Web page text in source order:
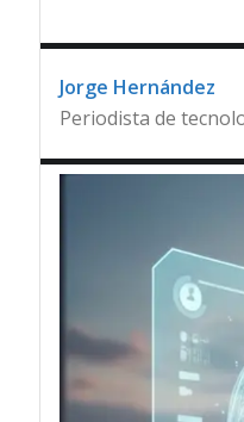
Jorge Hernández
Periodista de